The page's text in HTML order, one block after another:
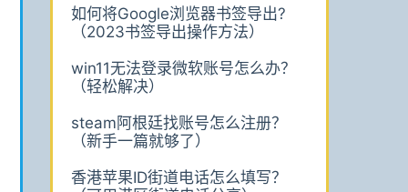
如何将Google浏览器书签导出?
（2023书签导出操作方法）
win11无法登录微软账号怎么办？
（轻松解决）
steam阿根廷找账号怎么注册？
（新手一篇就够了）
香港苹果ID街道电话怎么填写？